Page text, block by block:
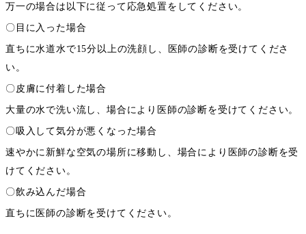
万一の場合は以下に従って応急処置をしてください。
〇目に入った場合
直ちに水道水で15分以上の洗顔し、医師の診断を受けてくださ
い。
〇皮膚に付着した場合
大量の水で洗い流し、場合により医師の診断を受けてください。
〇吸入して気分が悪くなった場合
速やかに新鮮な空気の場所に移動し、場合により医師の診断を受
けてください。
〇飲み込んだ場合
直ちに医師の診断を受けてください。